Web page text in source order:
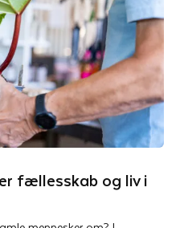
fællesskab og liv i